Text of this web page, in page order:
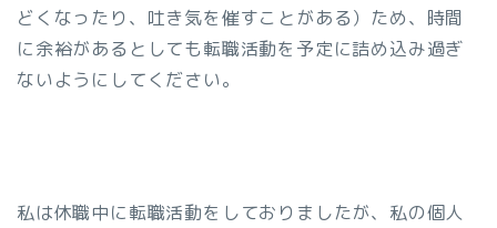
どくなったり、吐き気を催すことがある）ため、時間
に余裕があるとしても転職活動を予定に詰め込み過ぎ
ないようにしてください。
私は休職中に転職活動をしておりましたが、私の個人